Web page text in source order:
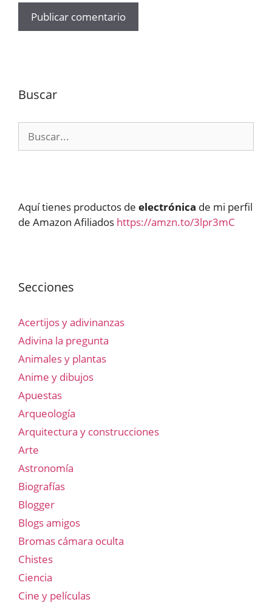
Buscar
Aquí tienes productos de electrónica de mi perfil
de Amazon Afiliados https://amzn.to/3lpr3mC
Secciones
Acertijos y adivinanzas
Adivina la pregunta
Animales y plantas
Anime y dibujos
Apuestas
Arqueología
Arquitectura y construcciones
Arte
Astronomía
Biografías
Blogger
Blogs amigos
Bromas cámara oculta
Chistes
Ciencia
Cine y películas